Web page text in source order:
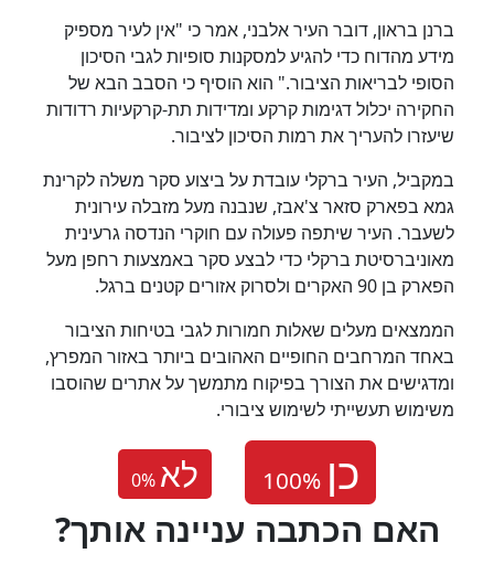
ברנן בראון, דובר העיר אלבני, אמר כי "אין לעיר מספיק
מידע מהדוח כדי להגיע למסקנות סופיות לגבי הסיכון
הסופי לבריאות הציבור." הוא הוסיף כי הסבב הבא של
החקירה יכלול דגימות קרקע ומדידות תת-קרקעיות רדודות
שיעזרו להעריך את רמות הסיכון לציבור.
במקביל, העיר ברקלי עובדת על ביצוע סקר משלה לקרינת
גמא בפארק סזאר צ'אבז, שנבנה מעל מזבלה עירונית
לשעבר. העיר שיתפה פעולה עם חוקרי הנדסה גרעינית
מאוניברסיטת ברקלי כדי לבצע סקר באמצעות רחפן מעל
הפארק בן 90 האקרים ולסרוק אזורים קטנים ברגל.
הממצאים מעלים שאלות חמורות לגבי בטיחות הציבור
באחד המרחבים החופיים האהובים ביותר באזור המפרץ,
ומדגישים את הצורך בפיקוח מתמשך על אתרים שהוסבו
משימוש תעשייתי לשימוש ציבורי.
0% לא
?האם הכתבה עניינה אותך